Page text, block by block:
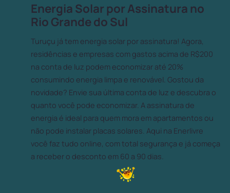
Energia Solar por Assinatura no
Rio Grande do Sul
Turuçu já tem energia solar por assinatura! Agora,
residências e empresas com gastos acima de R$200
na conta de luz podem economizar até 20%
consumindo energia limpa e renovável. Gostou da
novidade? Envie sua última conta de luz e descubra o
quanto você pode economizar. A assinatura de
energia é ideal para quem mora em apartamentos ou
não pode instalar placas solares. Aqui na Enerlivre
você faz tudo online, com total segurança e já começa
a receber o desconto em 60 a 90 dias.